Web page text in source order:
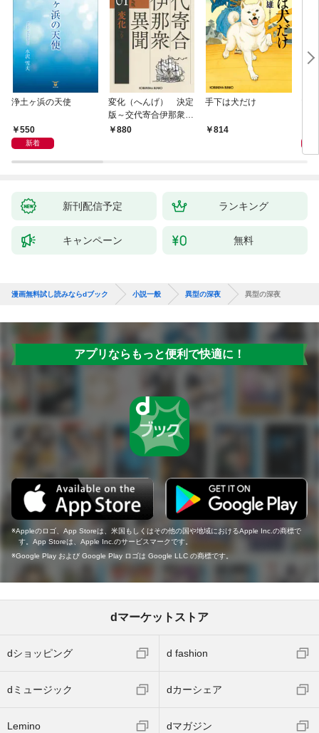
浄土ヶ浜の天使
550
新着
変化（へんげ） 決定
版～交代寄合伊那衆異
聞（1）～
880
手下は犬だけ
814
新刊配信予定 ランキング
キャンペーン 無料
漫画無料試し読みならdブック 小説一般 異型の深夜 異型の深夜
アプリならもっと便利で快適に！
Appleのロゴ、App Storeは、米国もしくはその他の国や地域におけるApple Inc.の商標で
す。App Storeは、Apple Inc.のサービスマークです。
Google Play および Google Play ロゴは Google LLC の商標です。
dマーケットストア
dショッピング d fashion
dミュージック dカーシェア
Lemino dマガジン